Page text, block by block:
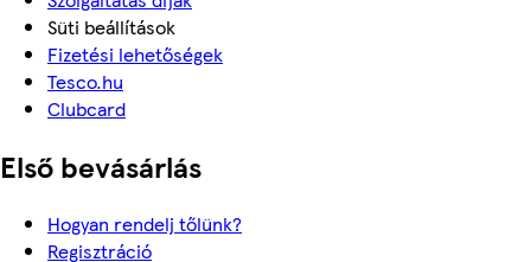
Süti beállítások
Fizetési lehetőségek
Tesco.hu
Clubcard
Első bevásárlás
Hogyan rendelj tőlünk?
Regisztráció